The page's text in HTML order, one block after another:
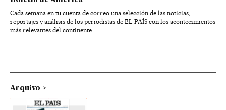
Cada semana en tu cuenta de correo una selección de las noticias,
reportajes y análisis de los periodistas de EL PAÍS con los acontecimientos
más relevantes del continente.
Arquivo